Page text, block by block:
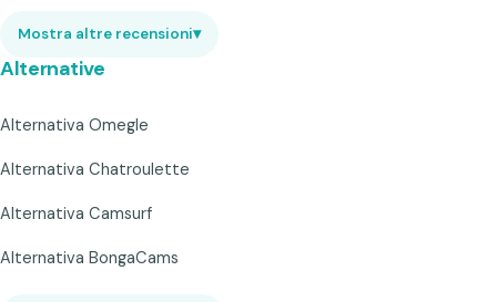
Mostra altre recensioni▾
Alternative
Alternativa Omegle
Alternativa Chatroulette
Alternativa Camsurf
Alternativa BongaCams